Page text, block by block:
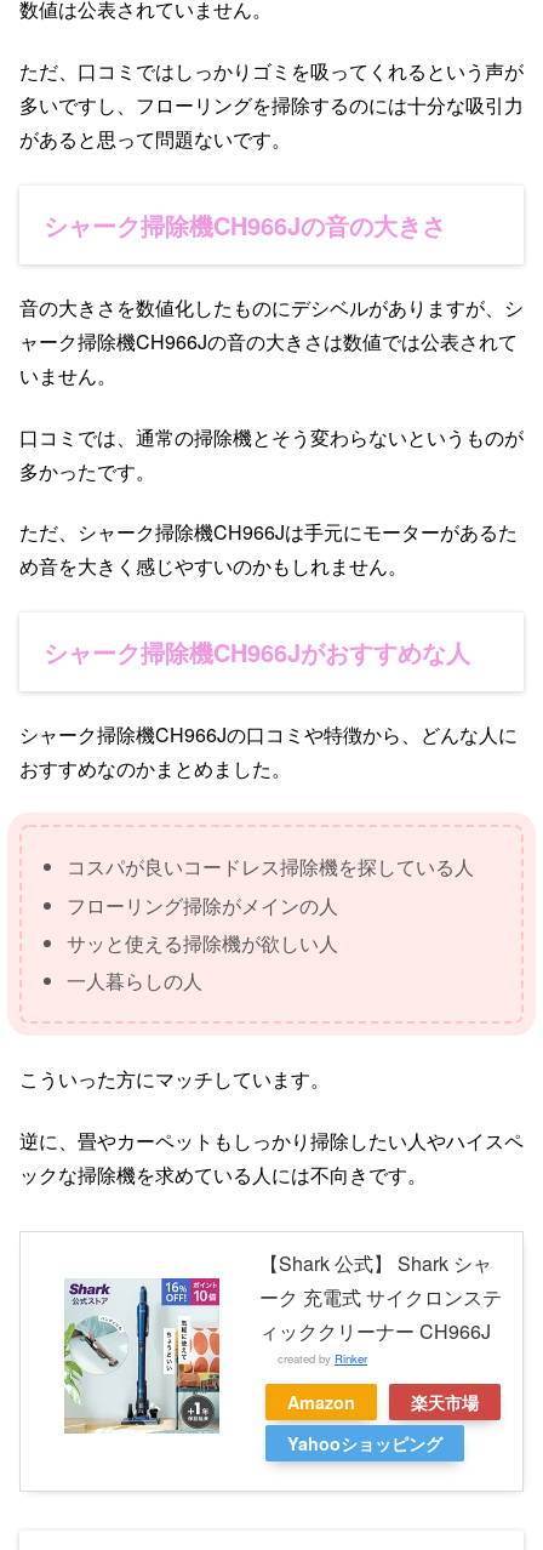
数値は公表されていません。
ただ、口コミではしっかりゴミを吸ってくれるという声が
多いですし、フローリングを掃除するのには十分な吸引力
があると思って問題ないです。
シャーク掃除機CH966Jの音の大きさ
音の大きさを数値化したものにデシベルがありますが、シ
ャーク掃除機CH966Jの音の大きさは数値では公表されて
いません。
口コミでは、通常の掃除機とそう変わらないというものが
多かったです。
ただ、シャーク掃除機CH966Jは手元にモーターがあるた
め音を大きく感じやすいのかもしれません。
シャーク掃除機CH966Jがおすすめな人
シャーク掃除機CH966Jの口コミや特徴から、どんな人に
おすすめなのかまとめました。
コスパが良いコードレス掃除機を探している人
フローリング掃除がメインの人
サッと使える掃除機が欲しい人
一人暮らしの人
こういった方にマッチしています。
逆に、畳やカーペットもしっかり掃除したい人やハイスペ
ックな掃除機を求めている人には不向きです。
【Shark 公式】 Shark シャ
ーク 充電式 サイクロンステ
ィッククリーナー CH966J
created by Rinker
Amazon
楽天市場
Yahooショッピング